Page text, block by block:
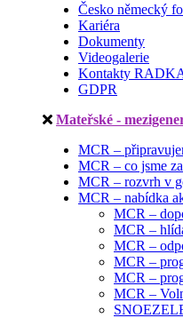
Česko německý
Kariéra
Dokumenty
Videogalerie
Kontakty
GDPR
Mateřské -
MCR –
MCR – co jsme
MCR – rozvrh v
MCR – nabídka
MCR –
MCR –
MCR –
MCR –
MCR –
MCR –